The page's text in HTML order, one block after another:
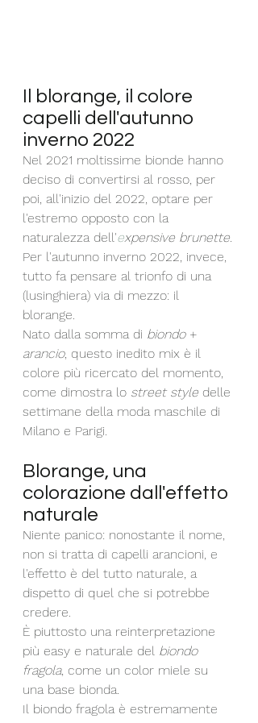
Il blorange, il colore
capelli dell'autunno
inverno 2022
Nel 2021 moltissime bionde hanno
deciso di convertirsi al rosso, per
poi, all'inizio del 2022, optare per
l'estremo opposto con la
naturalezza dell'expensive brunette.
Per l'autunno inverno 2022, invece,
tutto fa pensare al trionfo di una
(lusinghiera) via di mezzo: il
blorange.
Nato dalla somma di biondo +
arancio, questo inedito mix è il
colore più ricercato del momento,
come dimostra lo street style delle
settimane della moda maschile di
Milano e Parigi.
Blorange, una
colorazione dall'effetto
naturale
Niente panico: nonostante il nome,
non si tratta di capelli arancioni, e
l'effetto è del tutto naturale, a
dispetto di quel che si potrebbe
credere.
È piuttosto una reinterpretazione
più easy e naturale del biondo
fragola, come un color miele su
una base bionda.
Il biondo fragola è estremamente